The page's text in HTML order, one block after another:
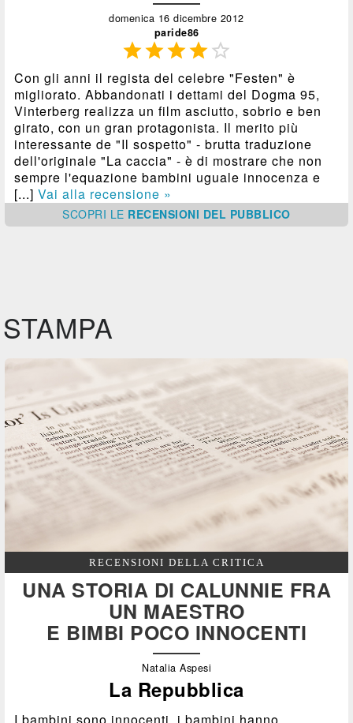
domenica 16 dicembre 2012
paride86

Con gli anni il regista del celebre "Festen" è
migliorato. Abbandonati i dettami del Dogma 95,
Vinterberg realizza un film asciutto, sobrio e ben
girato, con un gran protagonista. Il merito più
interessante de "Il sospetto" - brutta traduzione
dell'originale "La caccia" - è di mostrare che non
sempre l'equazione bambini uguale innocenza e
[...]Vai alla recensione »
SCOPRI LE RECENSIONI DEL PUBBLICO
STAMPA
RECENSIONI DELLA CRITICA
UNA STORIA DI CALUNNIE FRA
UN MAESTRO
E BIMBI POCO INNOCENTI
Natalia Aspesi
La Repubblica